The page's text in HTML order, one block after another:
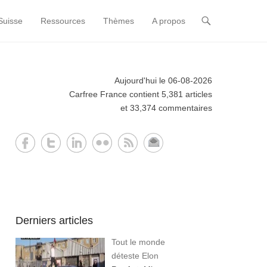
Ressources Thèmes A propos
Aujourd'hui le 06-08-2026
Carfree France contient 5,381 articles
et 33,374 commentaires
Derniers articles
Tout le monde
déteste Elon